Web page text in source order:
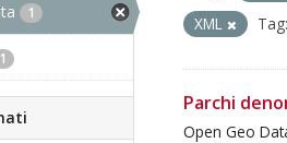
1
1
XML
Tag:
Parchi
Open Geo